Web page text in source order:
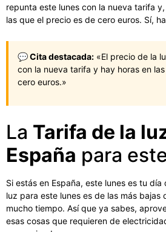
repunta este lunes con la nueva tarifa
las que el precio es de cero euros. Sí,
💬 Cita destacada: «El precio de la
con la nueva tarifa y hay horas en
cero euros.»
La Tarifa de la
España para
Si estás en España, este lunes es tu
luz para este lunes es de las más bajas
mucho tiempo. Así que ya sabes,
esas cosas que requieren de